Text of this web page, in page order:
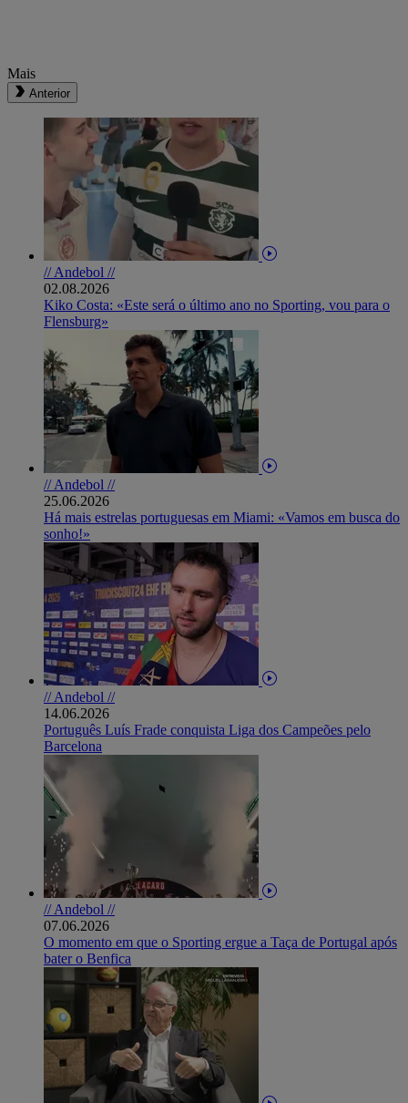
Mais
Anterior
// Andebol //
02.08.2026
Kiko Costa: «Este será o último ano no Sporting, vou para o
Flensburg»
// Andebol //
25.06.2026
Há mais estrelas portuguesas em Miami: «Vamos em busca do
sonho!»
// Andebol //
14.06.2026
Português Luís Frade conquista Liga dos Campeões pelo
Barcelona
// Andebol //
07.06.2026
O momento em que o Sporting ergue a Taça de Portugal após
bater o Benfica